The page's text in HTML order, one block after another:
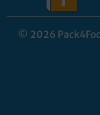
© 2026